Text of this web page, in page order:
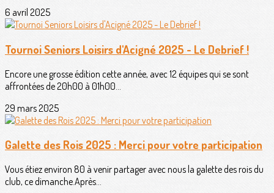
6 avril 2025
Tournoi Seniors Loisirs d'Acigné 2025 - Le Debrief !
Encore une grosse édition cette année, avec 12 équipes qui se sont
affrontées de 20h00 à 01h00...
29 mars 2025
Galette des Rois 2025 : Merci pour votre participation
Vous étiez environ 80 à venir partager avec nous la galette des rois du
club, ce dimanche.Après...